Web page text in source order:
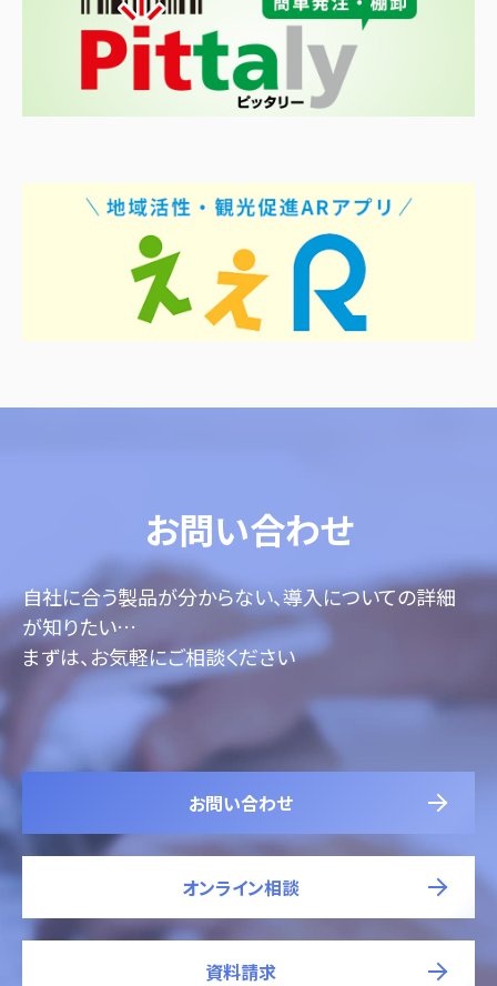
お問い合わせ
自社に合う製品が分からない、導入についての詳細
が知りたい…
まずは、お気軽にご相談ください
お問い合わせ
オンライン相談
資料請求